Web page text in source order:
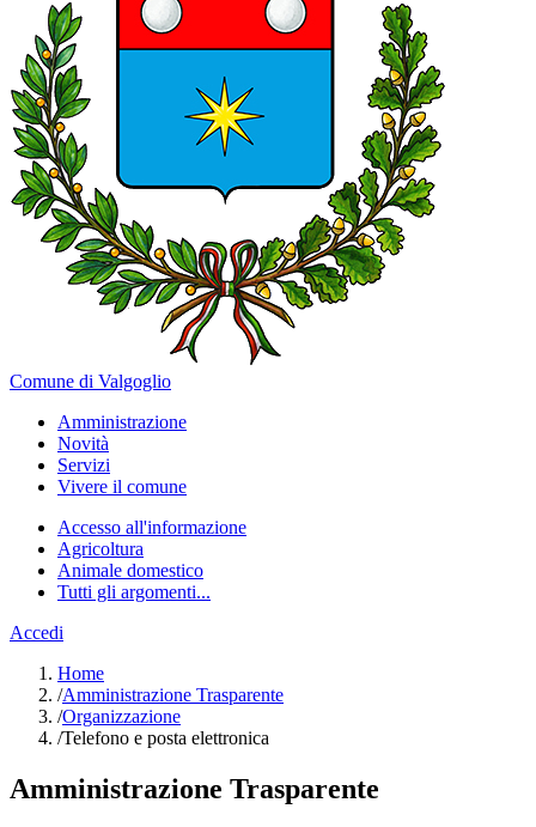
Comune di Valgoglio
Amministrazione
Novità
Servizi
Vivere il comune
Accesso all'informazione
Agricoltura
Animale domestico
Tutti gli argomenti...
Accedi
Home
/Amministrazione Trasparente
/Organizzazione
/Telefono e posta elettronica
Amministrazione Trasparente